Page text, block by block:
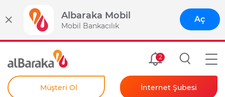
Albaraka Mobil
Mobil Bankacılık
Aç
Size Özel
2
Müşteri Ol İnternet Şubesi